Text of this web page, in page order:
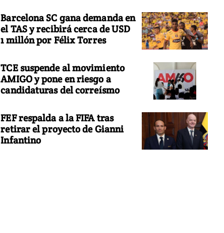
Barcelona SC gana demanda en
el TAS y recibirá cerca de USD
1 millón por Félix Torres
TCE suspende al movimiento
AMIGO y pone en riesgo a
candidaturas del correísmo
FEF respalda a la FIFA tras
retirar el proyecto de Gianni
Infantino